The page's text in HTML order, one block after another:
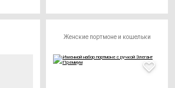
Женские портмоне и кошельки